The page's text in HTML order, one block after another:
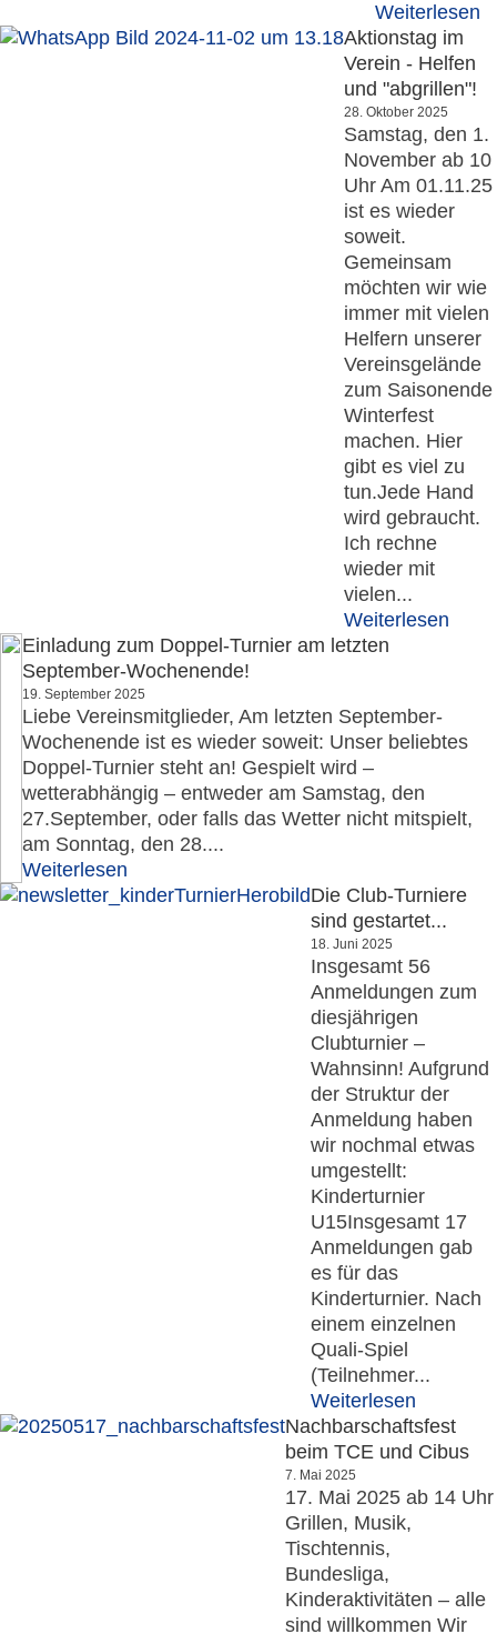
Weiterlesen
Aktionstag im
Verein - Helfen
und "abgrillen"!
28. Oktober 2025
Samstag, den 1.
November ab 10
Uhr Am 01.11.25
ist es wieder
soweit.
Gemeinsam
möchten wir wie
immer mit vielen
Helfern unserer
Vereinsgelände
zum Saisonende
Winterfest
machen. Hier
gibt es viel zu
tun.Jede Hand
wird gebraucht.
Ich rechne
wieder mit
vielen...
Weiterlesen
Einladung zum Doppel-Turnier am letzten
September-Wochenende!
19. September 2025
Liebe Vereinsmitglieder, Am letzten September-
Wochenende ist es wieder soweit: Unser beliebtes
Doppel-Turnier steht an! Gespielt wird –
wetterabhängig – entweder am Samstag, den
27.September, oder falls das Wetter nicht mitspielt,
am Sonntag, den 28....
Weiterlesen
Die Club-Turniere
sind gestartet...
18. Juni 2025
Insgesamt 56
Anmeldungen zum
diesjährigen
Clubturnier –
Wahnsinn! Aufgrund
der Struktur der
Anmeldung haben
wir nochmal etwas
umgestellt:
Kinderturnier
U15Insgesamt 17
Anmeldungen gab
es für das
Kinderturnier. Nach
einem einzelnen
Quali-Spiel
(Teilnehmer...
Weiterlesen
Nachbarschaftsfest
beim TCE und Cibus
7. Mai 2025
17. Mai 2025 ab 14 Uhr
Grillen, Musik,
Tischtennis,
Bundesliga,
Kinderaktivitäten – alle
sind willkommen Wir